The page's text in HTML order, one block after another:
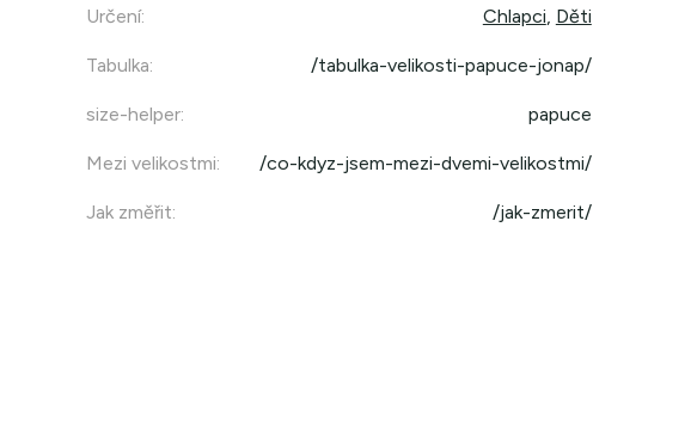
Určení: Chlapci Děti
Tabulka: /tabulka-velikosti-papuce-jonap/
size-helper: papuce
Mezi velikostmi: /co-kdyz-jsem-mezi-dvemi-velikostmi/
Jak změřit: /jak-zmerit/